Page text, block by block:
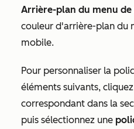
Arrière-plan du menu
couleur d'arrière-plan du
mobile.
Pour personnaliser la
éléments suivants,
correspondant dans la
puis sélectionnez une